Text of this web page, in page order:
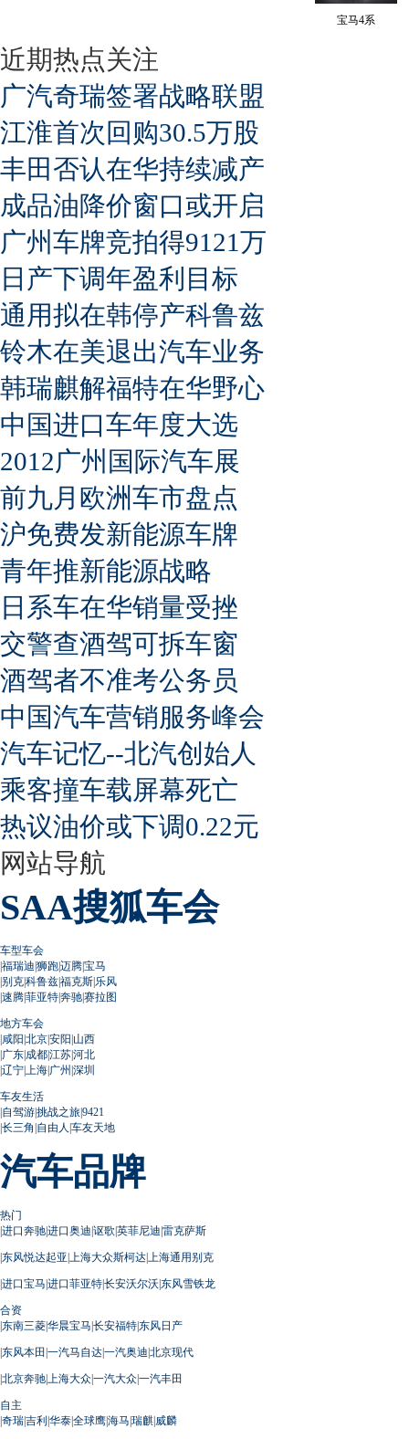
宝马4系
近期热点关注
广汽奇瑞签署战略联盟
江淮首次回购30.5万股
丰田否认在华持续减产
成品油降价窗口或开启
广州车牌竞拍得9121万
日产下调年盈利目标
通用拟在韩停产科鲁兹
铃木在美退出汽车业务
韩瑞麒解福特在华野心
中国进口车年度大选
2012广州国际汽车展
前九月欧洲车市盘点
沪免费发新能源车牌
青年推新能源战略
日系车在华销量受挫
交警查酒驾可拆车窗
酒驾者不准考公务员
中国汽车营销服务峰会
汽车记忆--北汽创始人
乘客撞车载屏幕死亡
热议油价或下调0.22元
网站导航
SAA搜狐车会
车型车会
|福瑞迪|狮跑|迈腾|宝马
|别克|科鲁兹|福克斯|乐风
|速腾|菲亚特|奔驰|赛拉图
地方车会
|咸阳|北京|安阳|山西
|广东|成都|江苏|河北
|辽宁| 上海|广州 |深圳
车友生活
|自驾游|挑战之旅|9421
|长三角 |自由人 |车友天地
汽车品牌
热门
|进口奔驰|进口奥迪|讴歌|英菲尼迪|雷克萨斯
|东风悦达起亚| 上海大众斯柯达| 上海通用别克
|进口宝马|进口菲亚特|长安沃尔沃|东风雪铁龙
合资
|东南三菱|华晨宝马|长安福特|东风日产
|东风本田 |一汽马自达|一汽奥迪|北京现代
|北京奔驰| 上海大众|一汽大众|一汽丰田
自主
|奇瑞|吉利|华泰|全球鹰|海马|瑞麒|威麟